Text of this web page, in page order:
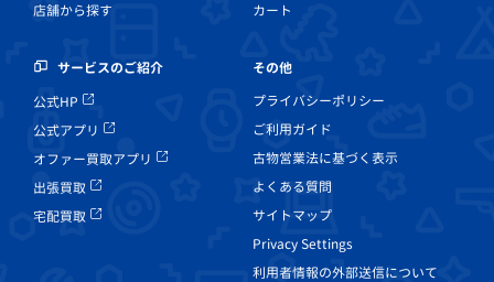
店舗から探す
カート
サービスのご紹介
公式HP
公式アプリ
オファー買取アプリ
出張買取
宅配買取
その他
プライバシーポリシー
ご利用ガイド
古物営業法に基づく表示
よくある質問
サイトマップ
Privacy Settings
利用者情報の外部送信について